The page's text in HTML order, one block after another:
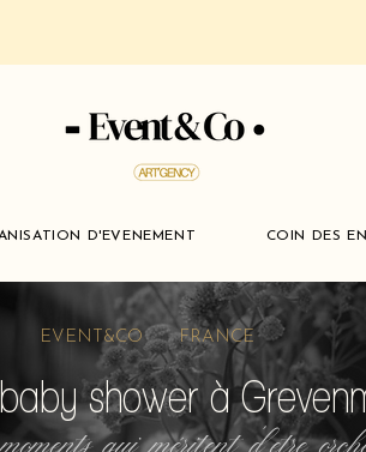
D'EVENEMENT COIN DES
EVENT&CO FRANCE
shower à